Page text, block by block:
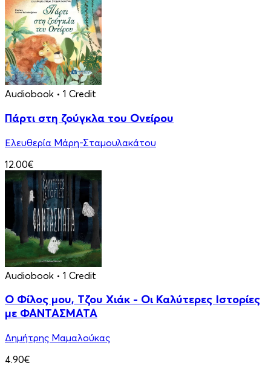
Audiobook • 1 Credit
Πάρτι στη ζούγκλα του Ονείρου
Ελευθερία Μάρη-Σταμουλακάτου
12.00€
Audiobook • 1 Credit
Ο Φίλος μου, Τζου Χιάκ - Οι Καλύτερες Ιστορίες
με ΦΑΝΤΑΣΜΑΤΑ
Δημήτρης Μαμαλούκας
4.90€